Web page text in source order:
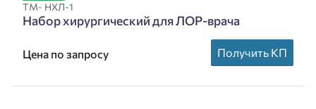
ТМ- НХЛ-1
Набор хирургический для ЛОР-врача
Цена по запросу Получить КП